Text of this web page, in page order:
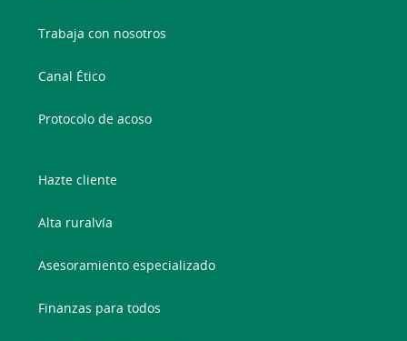
Trabaja con nosotros
Canal Ético
Protocolo de acoso
Hazte cliente
Alta ruralvía
Asesoramiento especializado
Finanzas para todos